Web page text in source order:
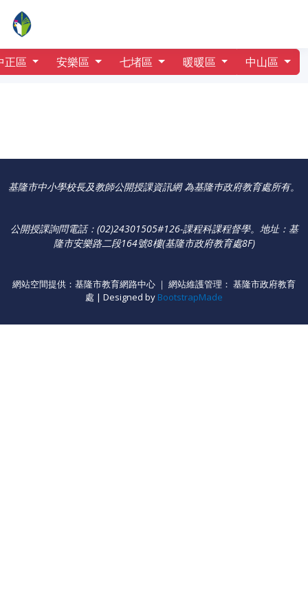
行事曆長樂國小
正區 安樂區 七堵區 暖暖區 中山區
基隆市中小學校長及教師公開授課資訊網 為基隆巿政府教育處所有。
公開授課詢問電話：(02)24301505#126-課程科課程督學。 地址：基
隆市安樂路二段164號8樓(基隆市政府教育處8F)
網站空間提供：基隆市教育網路中心 ｜ 網站維護管理： 基隆市政府教育
處 | Designed by BootstrapMade